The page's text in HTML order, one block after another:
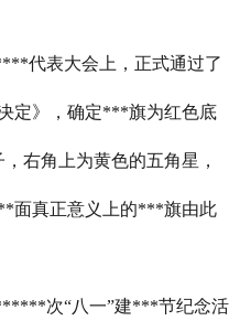
代表大会上，正式通过了
定》，确定***旗为红色底
右角上为黄色的五角星，
面真正意义上的***旗由此
次“八一”建***节纪念活